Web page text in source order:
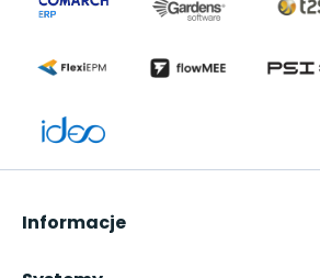
Informacje